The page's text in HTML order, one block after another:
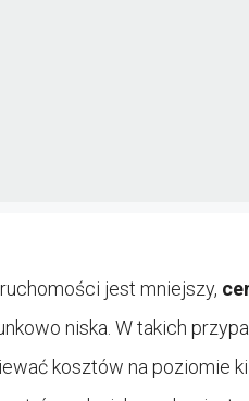
jest mniejszy,
niska. W takich
kosztów na poziomie